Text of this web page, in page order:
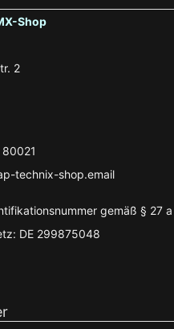
Shop
2
technix-shop.email
gemäß § 27 a
DE 299875048